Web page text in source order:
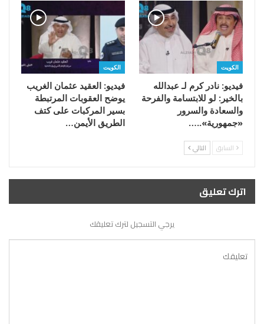
الكويت
فيديو: نادر كرم لـ عبدالله
بالخير: لو للابتسامة والفرحة
والسعادة والسرور
«جمهورية»..…
الكويت
فيديو: العقيد عثمان الغريب
يوضح العقوبات المرتبطة
بسير المركبات على كتف
الطريق الأيمن…
السابق التالي
اترك تعليق
يرجي التسجيل لترك تعليقك